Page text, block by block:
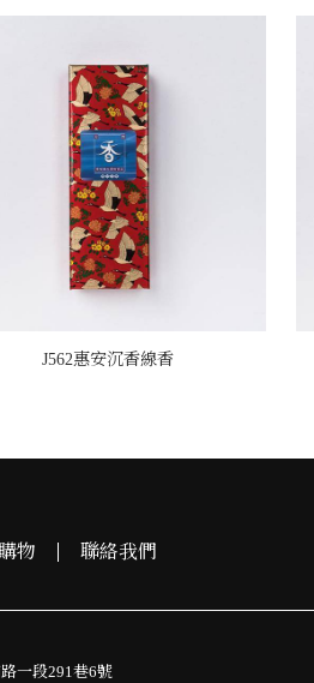
J562惠安沉香線香
物 聯絡我們
一段291巷6號